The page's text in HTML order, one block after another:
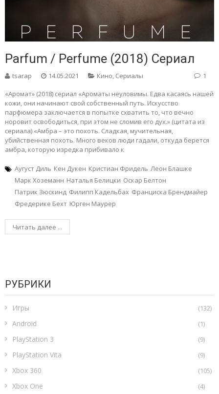
Parfum / Perfume (2018) Сериал
tsarap 14.05.2021 Кино, Сериалы 1
«Аромат» (2018) сериал «Ароматы неуловимы. Едва касаясь нашей
кожи, они начинают свой собственный путь. Искусство
парфюмера заключается в попытке схватить то, что вечно
норовит освободиться, при этом не сломив его дух.» (цитата из
сериала) «Амбра – это похоть. Сладкая, мучительная,
убийственная похоть. Много веков люди гадали, откуда берется
амбра, которую изредка прибивало к
Аугуст Диль Кен Дукен Кристиан Фридель Леон Блашке
Марк Хоземанн Наталья Белицки Оскар Белтон
Патрик Зюскинд Филипп Кадельбах Франциска Брендмайер
Фредерике Бехт Юрген Маурер
Читать далее ...
РУБРИКИ
Игры (132)
Android (1)
PlayStation 3 (9)
PlayStation Vita (9)
Xbox 360 (105)
Xbox One (4)